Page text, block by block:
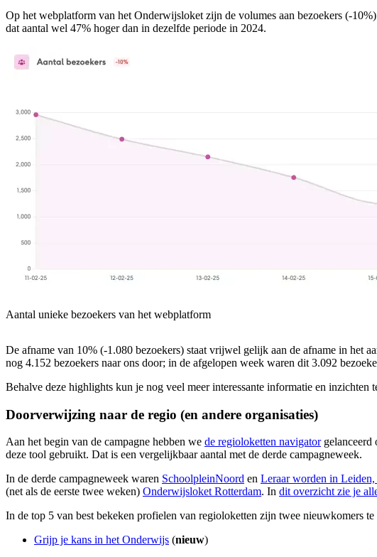
Op het webplatform van het Onderwijsloket zijn de volumes aan bezoekers (-
dat aantal wel 47% hoger dan in dezelfde periode in 2024.
Aantal unieke bezoekers van het webplatform
De afname van 10% (-1.080 bezoekers) staat vrijwel gelijk aan de afname in het
nog 4.152 bezoekers naar ons door; in de afgelopen week waren dit 3.092
Behalve deze highlights kun je nog veel meer interessante informatie en inzichten
Doorverwijzing naar de regio (en andere organisaties)
Aan het begin van de campagne hebben we de regioloketten navigatorgelanceerd
deze tool gebruikt. Dat is een vergelijkbaar aantal met de derde campagneweek.
In de derde campagneweek waren SchoolpleinNoord en Leraar worden in
(net als de eerste twee weken) Onderwijsloket Rotterdam. In dit overzicht zie je
In de top 5 van best bekeken profielen van regioloketten zijn twee nieuwkomers te
Grijp je kans in het Onderwijs (nieuw)